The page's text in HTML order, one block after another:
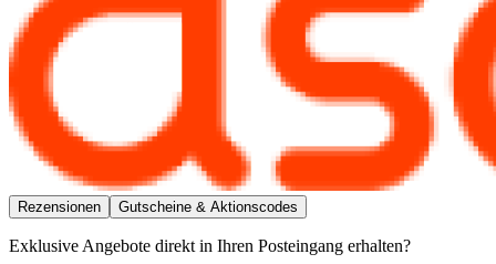
Rezensionen Gutscheine & Aktionscodes
Exklusive Angebote direkt in Ihren Posteingang erhalten?